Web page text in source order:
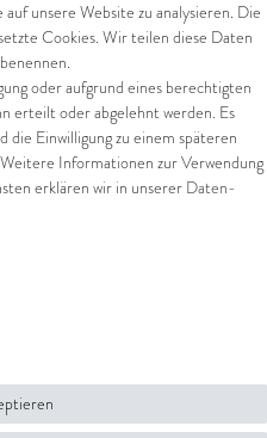
AGB
Impressum
Datenschutz
Widerrufsrecht
Zahlung und Versand
Widerrufsformular
unsere Website zu analysieren. Die
Cookies. Wir teilen diese Daten
oder aufgrund eines berechtigten
erteilt oder abgelehnt werden. Es
die Einwilligung zu einem späteren
Informationen zur Verwendung
erklären wir in unserer Daten­